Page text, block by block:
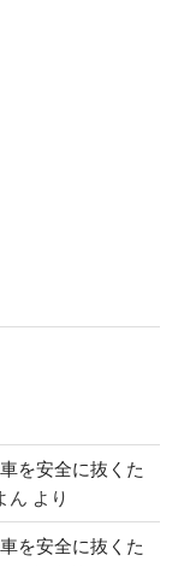
を安全に抜くた
ん より
を安全に抜くた